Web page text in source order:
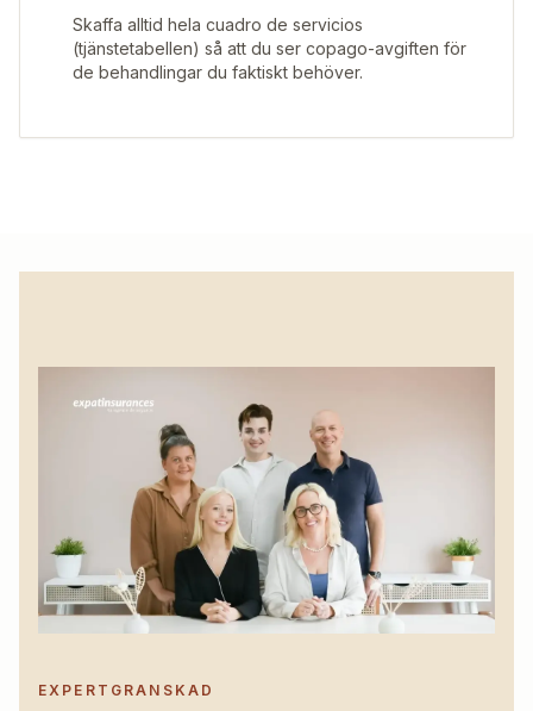
Skaffa alltid hela cuadro de servicios
(tjänstetabellen) så att du ser copago-avgiften för
de behandlingar du faktiskt behöver.
EXPERTGRANSKAD